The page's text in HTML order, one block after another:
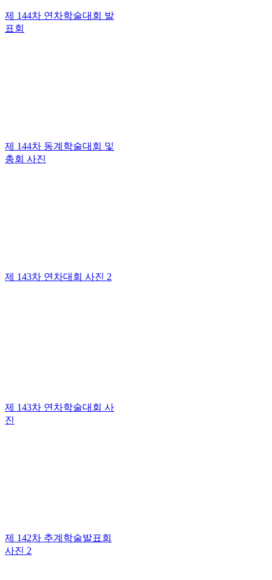
제 144차 연차학술대회 발
표회
제 144차 동계학술대회 및
총회 사진
제 143차 연차대회 사진 2
제 143차 연차학술대회 사
진
제 142차 추계학술발표회
사진 2